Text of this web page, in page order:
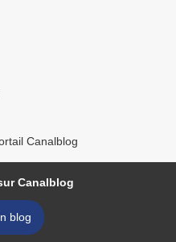
Canalblog
Canalblog
blog